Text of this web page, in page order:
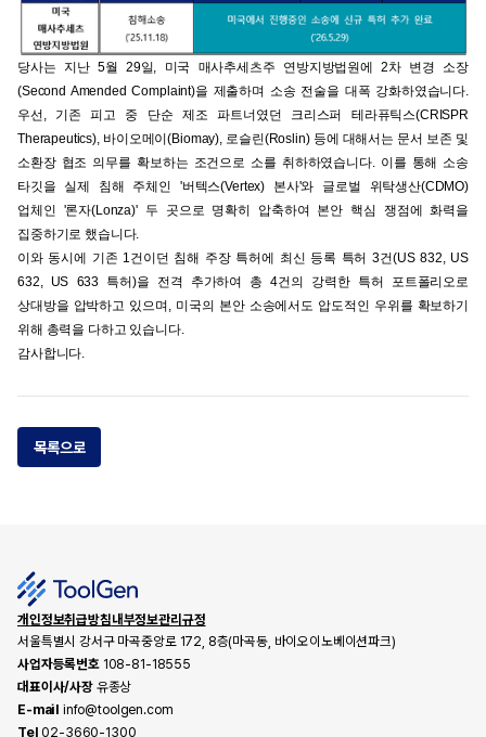
당사는 지난 5월 29일, 미국 매사추세츠주 연방지방법원에 2차 변경 소장
(Second Amended Complaint)을 제출하며 소송 전술을 대폭 강화하였습니다.
우선, 기존 피고 중 단순 제조 파트너였던 크리스퍼 테라퓨틱스(CRISPR
Therapeutics), 바이오메이(Biomay), 로슬린(Roslin) 등에 대해서는 문서 보존 및
소환장 협조 의무를 확보하는 조건으로 소를 취하하였습니다. 이를 통해 소송
타깃을 실제 침해 주체인 '버텍스(Vertex) 본사'와 글로벌 위탁생산(CDMO)
업체인 '론자(Lonza)' 두 곳으로 명확히 압축하여 본안 핵심 쟁점에 화력을
집중하기로 했습니다.
이와 동시에 기존 1건이던 침해 주장 특허에 최신 등록 특허 3건(US 832, US
632, US 633 특허)을 전격 추가하여 총 4건의 강력한 특허 포트폴리오로
상대방을 압박하고 있으며, 미국의 본안 소송에서도 압도적인 우위를 확보하기
위해 총력을 다하고 있습니다.
감사합니다.
목록으로
개인정보취급방침내부정보관리규정
서울특별시 강서구 마곡중앙로 172, 8층(마곡동, 바이오이노베이션파크)
사업자등록번호 108-81-18555
대표이사/사장 유종상
E-mail info@toolgen.com
Tel 02-3660-1300